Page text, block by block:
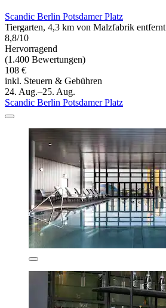
Scandic Berlin Potsdamer Platz
Tiergarten, 4,3 km von Malzfabrik entfernt
8,8/10
Hervorragend
(1.400 Bewertungen)
108 €
inkl. Steuern & Gebühren
24. Aug.–25. Aug.
Scandic Berlin Potsdamer Platz